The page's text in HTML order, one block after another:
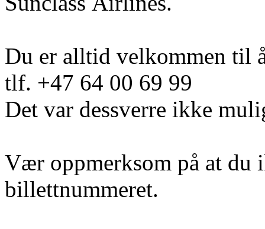
Du er alltid velkommen til
tlf. +47 64 00 69 99
Det var dessverre ikke
Vær oppmerksom på at du
billettnummeret.